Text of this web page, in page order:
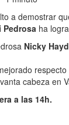
a demostrar
Pedrosa ha
Nicky
cabeza en
a las 14h.